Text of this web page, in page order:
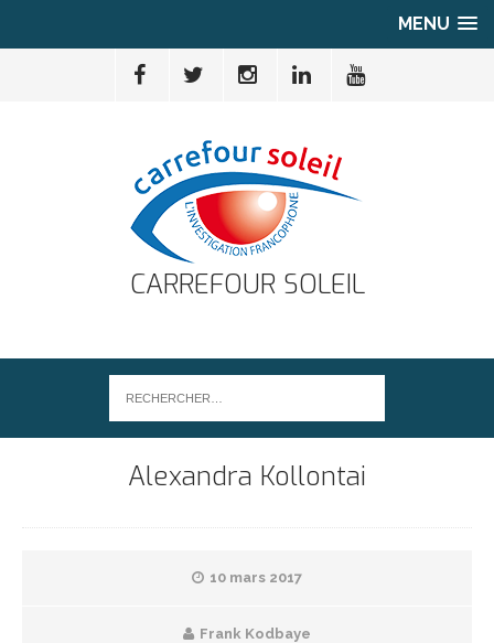
MENU
CARREFOUR SOLEIL
Alexandra Kollontai
10 mars 2017
Frank Kodbaye